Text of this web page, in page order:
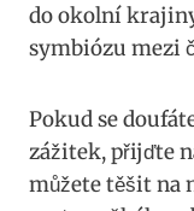
do okolní
symbiózu mezi
Pokud se
zážitek, přijďte
můžete těšit na